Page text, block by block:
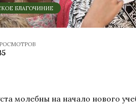
БЛАГОЧИНИЕ
молебны на начало нового